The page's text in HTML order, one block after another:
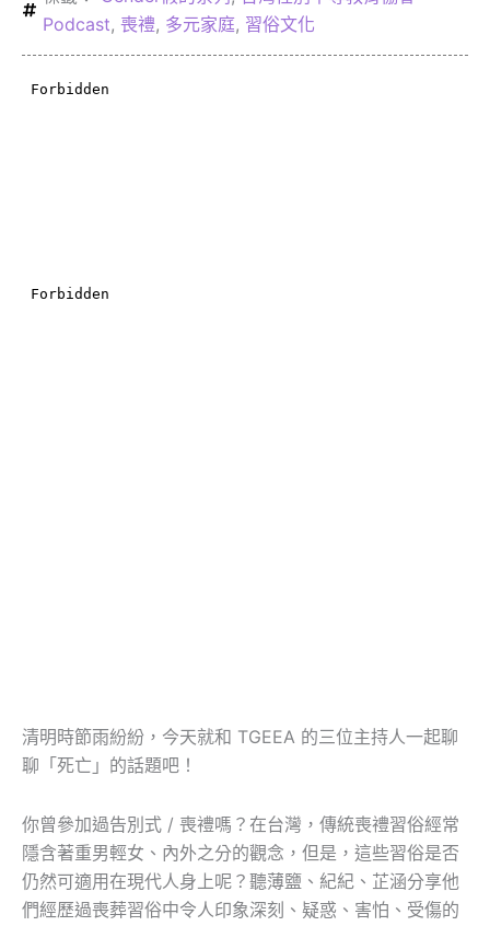
Podcast, 喪禮, 多元家庭, 習俗文化
清明時節雨紛紛，今天就和 TGEEA 的三位主持人一起聊
聊「死亡」的話題吧！
你曾參加過告別式 / 喪禮嗎？在台灣，傳統喪禮習俗經常
隱含著重男輕女、內外之分的觀念，但是，這些習俗是否
仍然可適用在現代人身上呢？聽薄鹽、紀紀、芷涵分享他
們經歷過喪葬習俗中令人印象深刻、疑惑、害怕、受傷的